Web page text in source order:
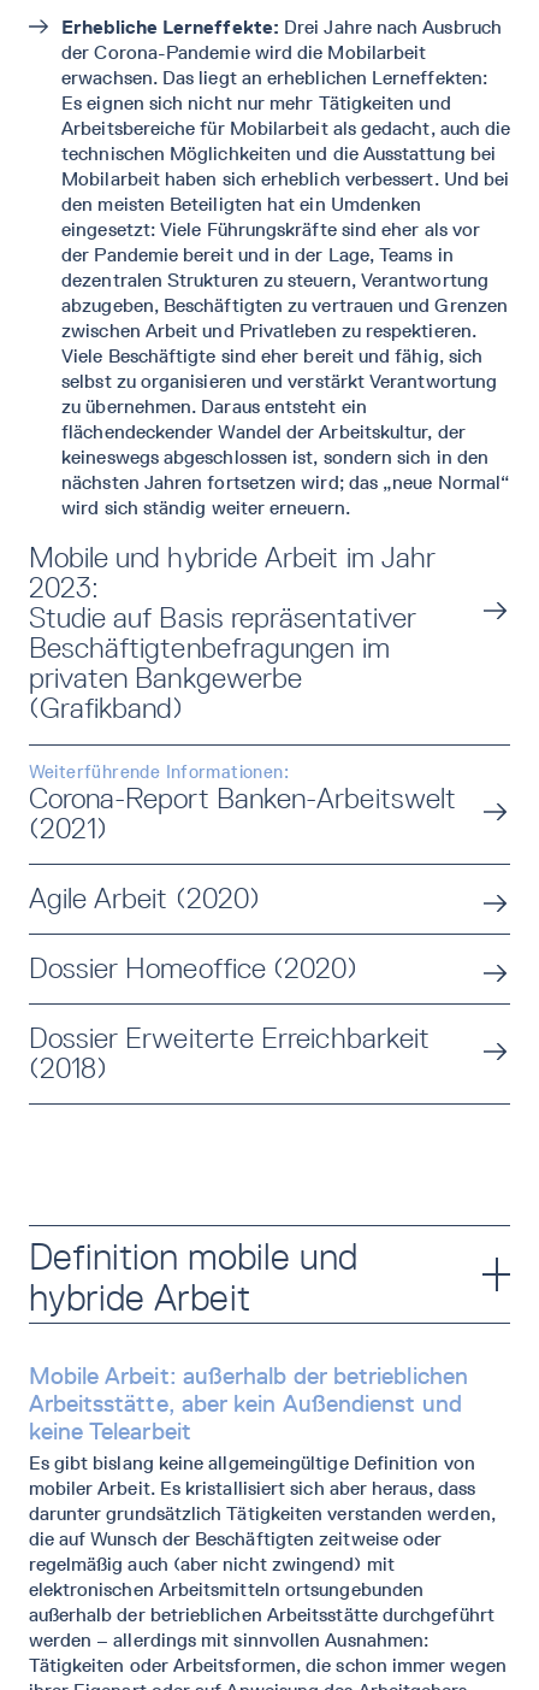
Erhebliche Lerneffekte: Drei Jahre nach Ausbruch
der Corona-Pandemie wird die Mobilarbeit
erwachsen. Das liegt an erheblichen Lerneffekten:
Es eignen sich nicht nur mehr Tätigkeiten und
Arbeitsbereiche für Mobilarbeit als gedacht, auch die
technischen Möglichkeiten und die Ausstattung bei
Mobilarbeit haben sich erheblich verbessert. Und bei
den meisten Beteiligten hat ein Umdenken
eingesetzt: Viele Führungskräfte sind eher als vor
der Pandemie bereit und in der Lage, Teams in
dezentralen Strukturen zu steuern, Verantwortung
abzugeben, Beschäftigten zu vertrauen und Grenzen
zwischen Arbeit und Privatleben zu respektieren.
Viele Beschäftigte sind eher bereit und fähig, sich
selbst zu organisieren und verstärkt Verantwortung
zu übernehmen. Daraus entsteht ein
flächendeckender Wandel der Arbeitskultur, der
keineswegs abgeschlossen ist, sondern sich in den
nächsten Jahren fortsetzen wird; das „neue Normal“
wird sich ständig weiter erneuern.
Mobile und hybride Arbeit im Jahr
2023:
Studie auf Basis repräsentativer
Beschäftigtenbefragungen im
privaten Bankgewerbe
(Grafikband)
Weiterführende Informationen:
Corona-Report Banken-Arbeitswelt
(2021)
Agile Arbeit (2020)
Dossier Homeoffice (2020)
Dossier Erweiterte Erreichbarkeit
(2018)
Definition mobile und
hybride Arbeit
Mobile Arbeit: außerhalb der betrieblichen
Arbeitsstätte, aber kein Außendienst und
keine Telearbeit
Es gibt bislang keine allgemeingültige Definition von
mobiler Arbeit. Es kristallisiert sich aber heraus, dass
darunter grundsätzlich Tätigkeiten verstanden werden,
die auf Wunsch der Beschäftigten zeitweise oder
regelmäßig auch (aber nicht zwingend) mit
elektronischen Arbeitsmitteln ortsungebunden
außerhalb der betrieblichen Arbeitsstätte durchgeführt
werden – allerdings mit sinnvollen Ausnahmen:
Tätigkeiten oder Arbeitsformen, die schon immer wegen